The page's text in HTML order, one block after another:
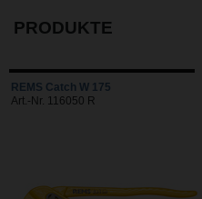
PRODUKTE
REMS Catch W 175
Art.-Nr. 116050 R